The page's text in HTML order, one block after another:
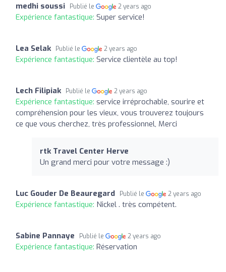
medhi soussi Publié le 2 years ago
Expérience fantastique: Super service!
Lea Selak Publié le 2 years ago
Expérience fantastique: Service clientèle au top!
Lech Filipiak Publié le 2 years ago
Expérience fantastique: service irréprochable, sourire et
compréhension pour les vieux, vous trouverez toujours
ce que vous cherchez, très professionnel, Merci
rtk Travel Center Herve
Un grand merci pour votre message :)
Luc Gouder De Beauregard Publié le 2 years ago
Expérience fantastique: Nickel . très compétent.
Sabine Pannaye Publié le 2 years ago
Expérience fantastique: Réservation